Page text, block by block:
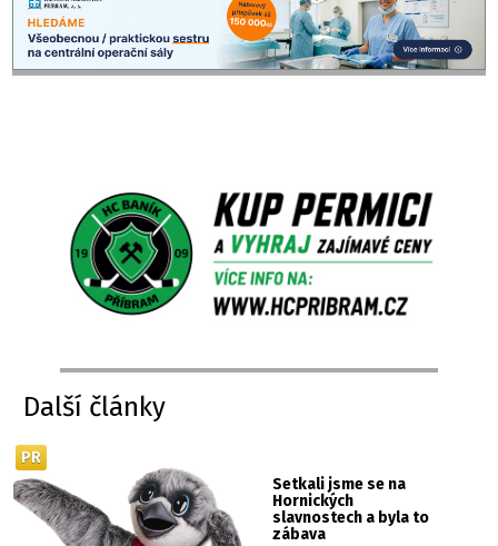
Další články
Setkali jsme se na
Hornických
slavnostech a byla to
zábava
PR